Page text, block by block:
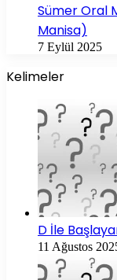
Sümer Oral
Manisa)
7 Eylül 2025
Kelimeler
D İle
11 Ağustos